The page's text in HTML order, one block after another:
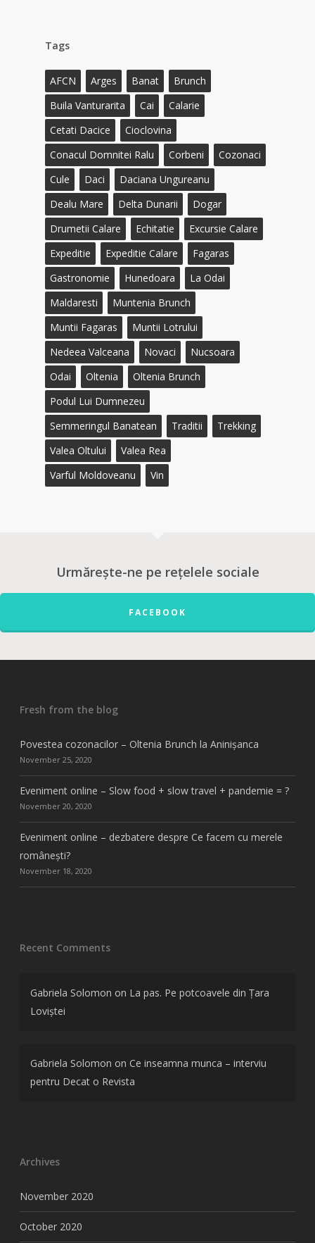
Tags
AFCN Arges Banat
Brunch
Buila Vanturarita
Cai
Calarie
Cetati Dacice
Cioclovina
Conacul Domnitei Ralu
Corbeni
Cozonaci
Cule
Daci
Daciana Ungureanu
Dealu Mare
Delta Dunarii
Dogar
Drumetii Calare
Echitatie
Excursie Calare
Expeditie
Expeditie Calare
Fagaras
Gastronomie
Hunedoara
La Odai
Maldaresti
Muntenia Brunch
Muntii Fagaras
Muntii Lotrului
Nedeea Valceana
Novaci
Nucsoara
Odai
Oltenia
Oltenia Brunch
Podul Lui Dumnezeu
Semmeringul Banatean
Traditii
Trekking
Valea Oltului
Valea Rea
Varful Moldoveanu
Vin
Urmărește-ne pe rețelele sociale
FACEBOOK
Fresh from the blog
Povestea cozonacilor – Oltenia Brunch la Aninișanca
November 25, 2020
Eveniment online – Slow food + slow travel + pandemie = ?
November 20, 2020
Eveniment online – dezbatere despre Ce facem cu merele
românești?
November 18, 2020
Recent Comments
Gabriela Solomon on La pas. Pe potcoavele din Țara
Loviștei
Gabriela Solomon on Ce inseamna munca – interviu
pentru Decat o Revista
Archives
November 2020
October 2020